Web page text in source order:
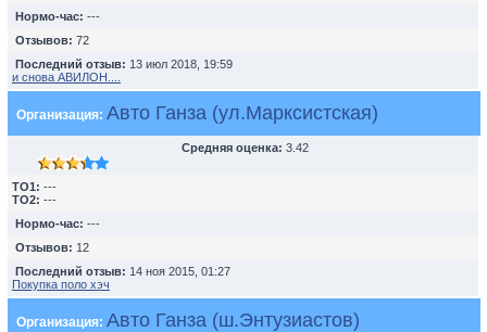
Нормо-час: ---
Отзывов: 72
Последний отзыв: 13 июл 2018, 19:59
и снова АВИЛОН....
Организация: Авто Ганза (ул.Марксистская)
Средняя оценка: 3.42
TO1: ---
TO2: ---
Нормо-час: ---
Отзывов: 12
Последний отзыв: 14 ноя 2015, 01:27
Покупка поло хэч
Организация: Авто Ганза (ш.Энтузиастов)